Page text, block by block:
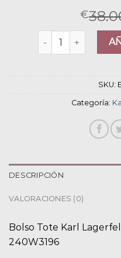
€
karl lagerfeld
SKU:
Categoría:
DESCRIPCIÓN
VALORACIONES (0)
Bolso Tote Karl
240W3196